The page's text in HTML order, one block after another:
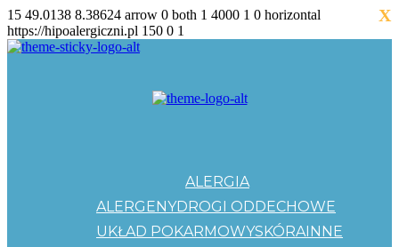
15 49.0138 8.38624 arrow 0 both 1 4000 1 0 horizontal
https://hipoalergiczni.pl 150 0 1
ALERGIA
ALERGENYDROGI ODDECHOWE
UKŁAD POKARMOWYSKÓRAINNE
X